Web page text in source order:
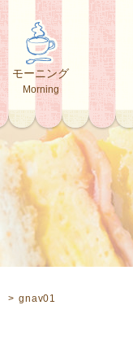
モーニング
Morning
gnav01